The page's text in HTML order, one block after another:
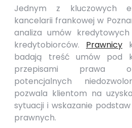
Jednym z kluczowych
kancelarii frankowej w
analiza umów
kredytobiorców. Prawnicy
badają treść umów pod
przepisami prawa
potencjalnych
pozwala klientom na
sytuacji i wskazanie
prawnych.